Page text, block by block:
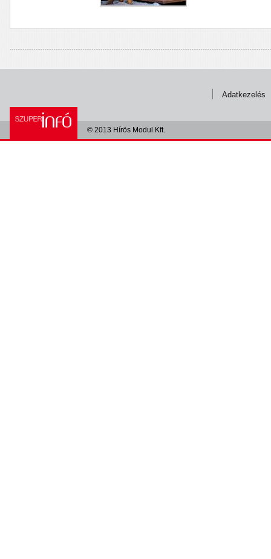
Adatkezelés
© 2013 Hírös Modul Kft.